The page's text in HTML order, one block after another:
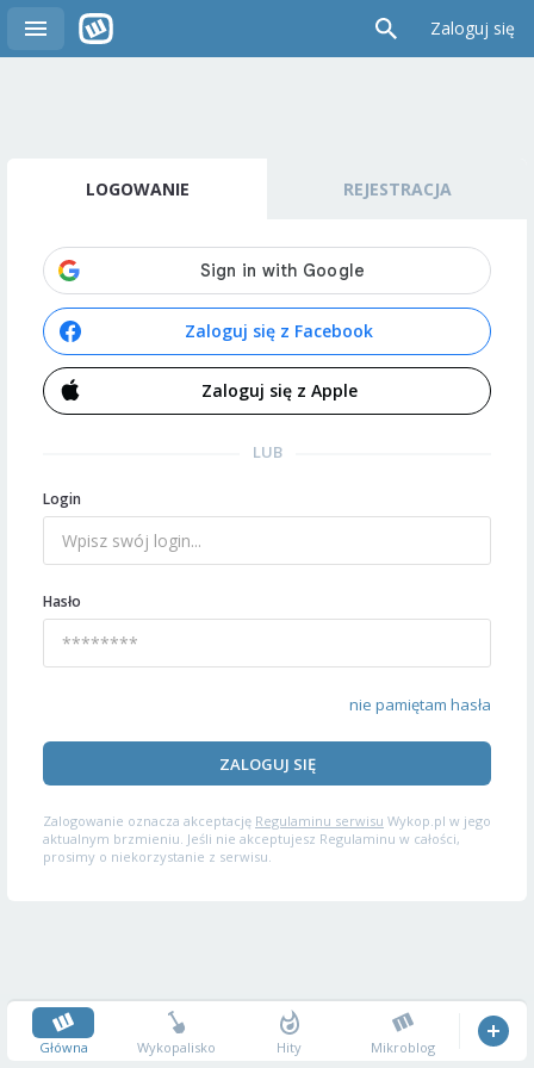
Zaloguj się
LOGOWANIE REJESTRACJA
Zaloguj się z Facebook
Zaloguj się z Apple
LUB
Login
Hasło
nie pamiętam hasła
ZALOGUJ SIĘ
Zalogowanie oznacza akceptację Regulaminu serwisu Wykop.pl w jego
aktualnym brzmieniu. Jeśli nie akceptujesz Regulaminu w całości,
prosimy o niekorzystanie z serwisu.
Główna Wykopalisko Hity Mikroblog